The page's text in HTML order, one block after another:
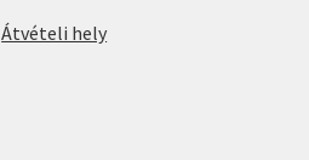
Átvételi hely